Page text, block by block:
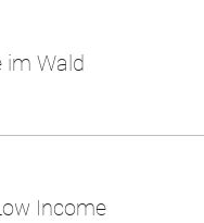
im Wald
Income